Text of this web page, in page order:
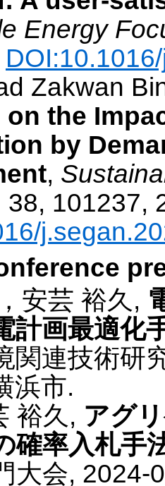
Energy
Zakwan
the
by
,
38, 101237,
安芸 裕久 ,
計画最適化
関連技術研
浜市.
裕久 , アグ
確率入札手
大会, 2024-